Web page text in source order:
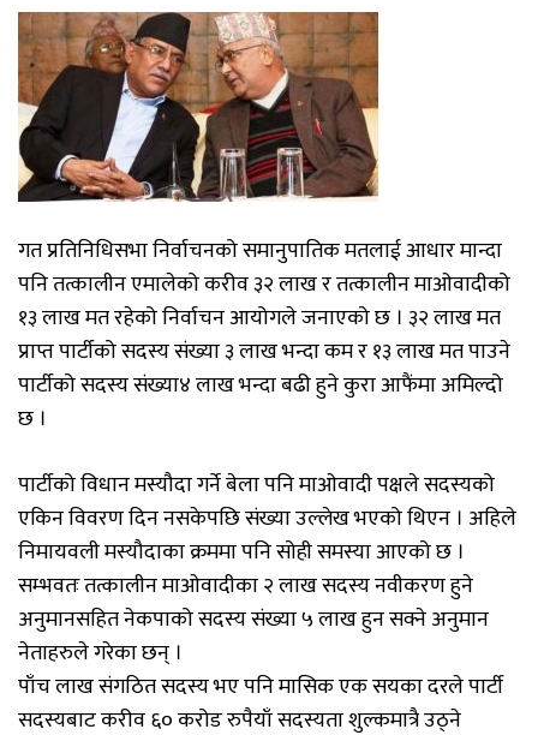
गत प्रतिनिधिसभा निर्वाचनको समानुपातिक मतलाई आधार मान्दा
पनि तत्कालीन एमालेको करीव ३२ लाख र तत्कालीन माओवादीको
१३ लाख मत रहेको निर्वाचन आयोगले जनाएको छ । ३२ लाख मत
प्राप्त पार्टीको सदस्य संख्या ३ लाख भन्दा कम र १३ लाख मत पाउने
पार्टीको सदस्य संख्या४ लाख भन्दा बढी हुने कुरा आफैंमा अमिल्दो
छ ।
पार्टीको विधान मस्यौदा गर्ने बेला पनि माओवादी पक्षले सदस्यको
एकिन विवरण दिन नसकेपछि संख्या उल्लेख भएको थिएन । अहिले
निमायवली मस्यौदाका क्रममा पनि सोही समस्या आएको छ ।
सम्भवतः तत्कालीन माओवादीका २ लाख सदस्य नवीकरण हुने
अनुमानसहित नेकपाको सदस्य संख्या ५ लाख हुन सक्ने अनुमान
नेताहरुले गरेका छन् ।
पाँच लाख संगठित सदस्य भए पनि मासिक एक सयका दरले पार्टी
सदस्यबाट करीव ६० करोड रुपैयाँ सदस्यता शुल्कमात्रै उठ्ने